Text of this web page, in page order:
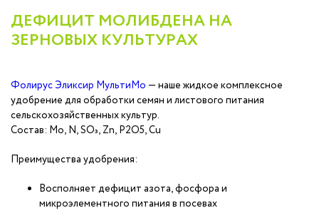
ДЕФИЦИТ МОЛИБДЕНА НА
ЗЕРНОВЫХ КУЛЬТУРАХ
Фолирус Эликсир МультиМо — наше жидкое комплексное
удобрение для обработки семян и листового питания
сельскохозяйственных культур.
Состав: Mo, N, SO₃, Zn, Р2О5, Сu
Преимущества удобрения:
Восполняет дефицит азота, фосфора и
микроэлементного питания в посевах